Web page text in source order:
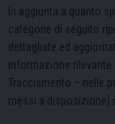
In aggiunta a quanto
categorie di seguito
dettagliate ed
informazione rilevante
Tracciamento – nelle
messi a disposizione)